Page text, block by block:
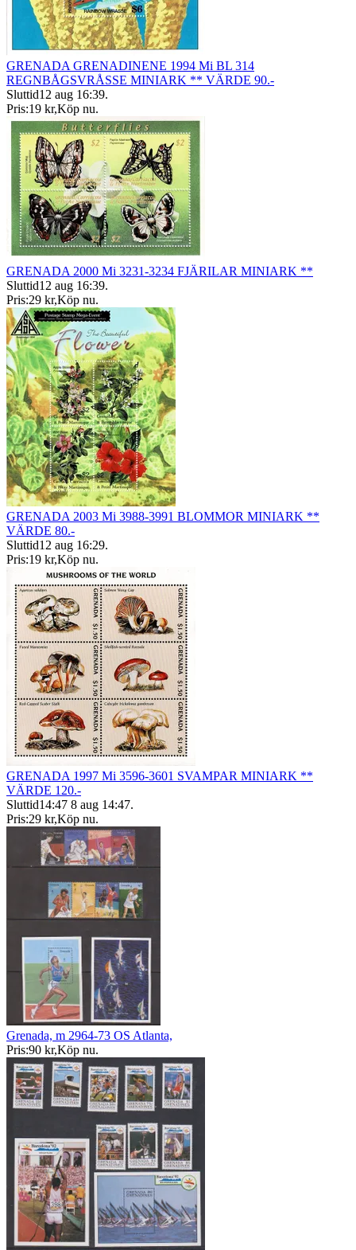
GRENADA GRENADINENE 1994 Mi BL 314
REGNBÅGSVRÅSSE MINIARK ** VÄRDE 90.-
Sluttid12 aug 16:39.
Pris:19 kr,Köp nu.
GRENADA 2000 Mi 3231-3234 FJÄRILAR MINIARK **
Sluttid12 aug 16:39.
Pris:29 kr,Köp nu.
GRENADA 2003 Mi 3988-3991 BLOMMOR MINIARK **
VÄRDE 80.-
Sluttid12 aug 16:29.
Pris:19 kr,Köp nu.
GRENADA 1997 Mi 3596-3601 SVAMPAR MINIARK **
VÄRDE 120.-
Sluttid14:47 8 aug 14:47.
Pris:29 kr,Köp nu.
Grenada, m 2964-73 OS Atlanta,
Pris:90 kr,Köp nu.